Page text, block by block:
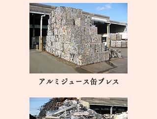
アルミジュース缶プレス